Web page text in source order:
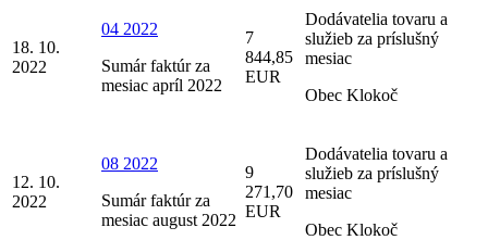
18. 10.
2022
04 2022
Sumár faktúr za
mesiac apríl 2022
7
844,85
EUR
Dodávatelia tovaru a
služieb za príslušný
mesiac
Obec Klokoč
12. 10.
2022
08 2022
Sumár faktúr za
mesiac august 2022
9
271,70
EUR
Dodávatelia tovaru a
služieb za príslušný
mesiac
Obec Klokoč